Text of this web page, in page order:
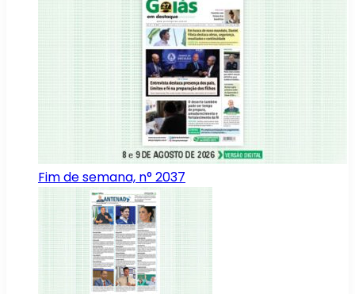
Fim de semana, n° 2037